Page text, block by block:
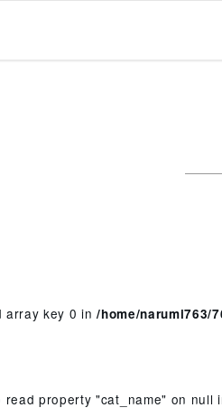
array key 0 in/home/narumi763/
read property "cat_name" on null